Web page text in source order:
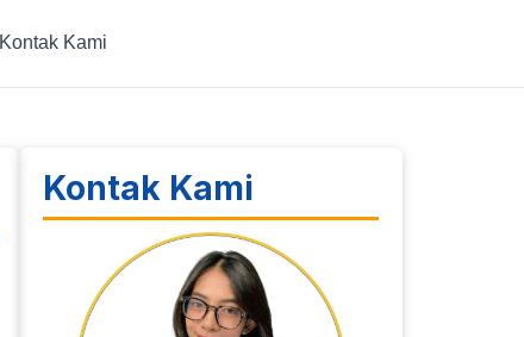
Kontak Kami
Kontak Kami